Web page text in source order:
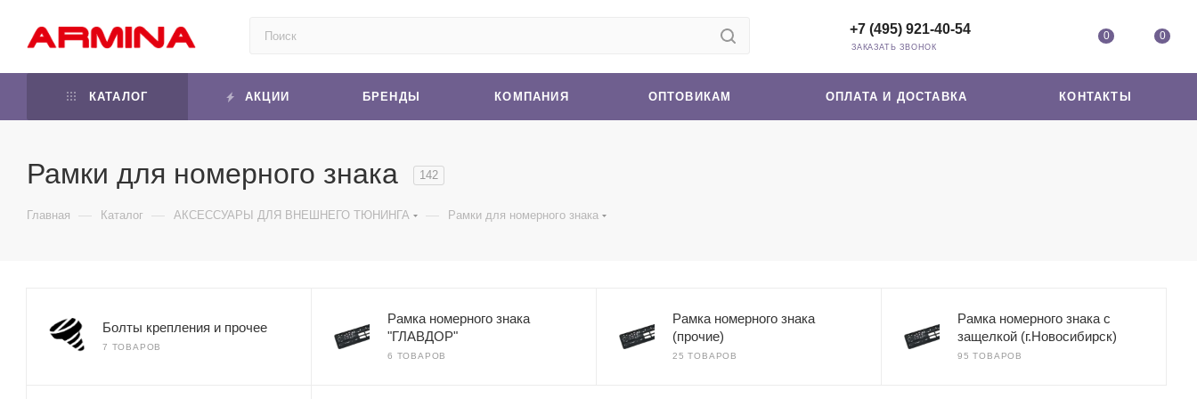
0 0
+7 (495) 921-40-54
ЗАКАЗАТЬ ЗВОНОК
КАТАЛОГ АКЦИИ БРЕНДЫ КОМПАНИЯ ОПТОВИКАМ ОПЛАТА И ДОСТАВКА КОНТАКТЫ
Рамки для номерного знака 142
Главная — Каталог — АКСЕССУАРЫ ДЛЯ ВНЕШНЕГО ТЮНИНГА — Рамки для номерного знака
Болты крепления и прочее
7 ТОВАРОВ
Рамка номерного знака
"ГЛАВДОР"
6 ТОВАРОВ
Рамка номерного знака
(прочие)
25 ТОВАРОВ
Рамка номерного знака с
защелкой (г.Новосибирск)
95 ТОВАРОВ